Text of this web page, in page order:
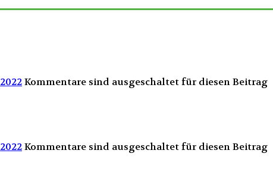
2022Kommentare sind ausgeschaltet für diesen Beitrag
2022Kommentare sind ausgeschaltet für diesen Beitrag